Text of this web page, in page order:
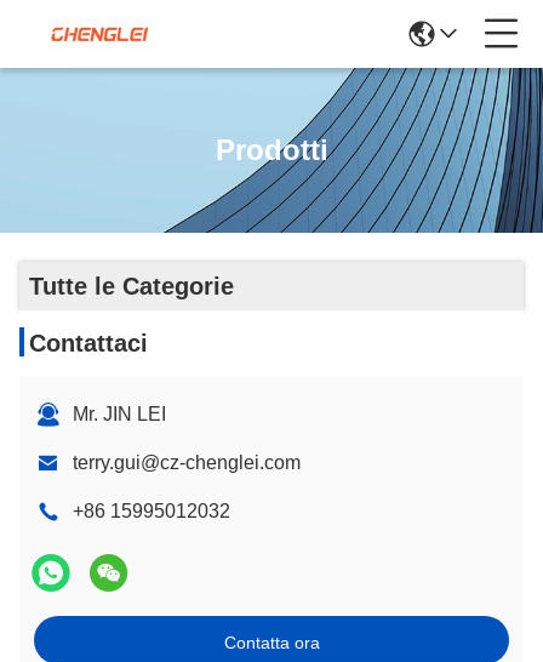
Prodotti
Tutte le Categorie
Contattaci
Mr. JIN LEI
terry.gui@cz-chenglei.com
+86 15995012032
Contatta ora